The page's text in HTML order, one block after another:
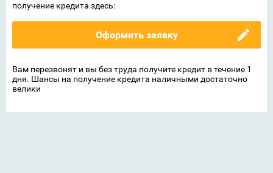
получение кредита здесь:
Оформить заявку
Вам перезвонят и вы без труда получите кредит в течение 1
дня. Шансы на получение кредита наличными достаточно
велики